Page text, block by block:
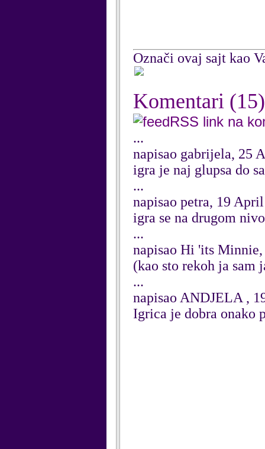
Označi ovaj sajt kao
Komentari (15)
RSS link na
...
napisao gabrijela, 25
igra je naj glupsa do
...
napisao petra, 19
igra se na drugom
...
napisao Hi 'its
(kao sto rekoh ja
...
napisao ANDJELA ,
Igrica je dobra onako